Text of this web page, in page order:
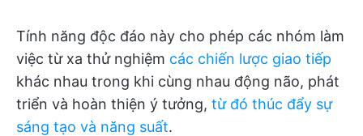
Tính năng độc đáo này cho phép các nhóm làm
việc từ xa thử nghiệm các chiến lược giao tiếp
khác nhau trong khi cùng nhau động não, phát
triển và hoàn thiện ý tưởng, từ đó thúc đẩy sự
sáng tạo và năng suất.